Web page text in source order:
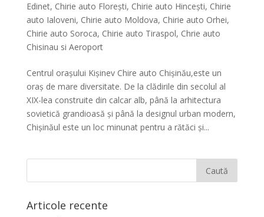
Edinet, Chirie auto Florești, Chirie auto Hinceşti, Chirie
auto Ialoveni, Chirie auto Moldova, Chirie auto Orhei,
Chirie auto Soroca, Chirie auto Tiraspol, Chrie auto
Chisinau si Aeroport
Centrul orașului Kișinev Chire auto Chișinău,este un
oraș de mare diversitate. De la clădirile din secolul al
XIX-lea construite din calcar alb, până la arhitectura
sovietică grandioasă și până la designul urban modern,
Chișinăul este un loc minunat pentru a rătăci și...
Articole recente